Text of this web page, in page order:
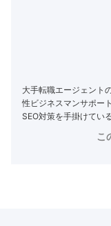
大手転職エージェント
性ビジネスマンサポー
SEO対策を手掛けている
こ